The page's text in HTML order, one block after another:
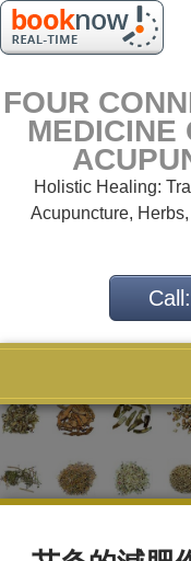
FOUR
MEDICINE
Holistic Healing:
Acupuncture,